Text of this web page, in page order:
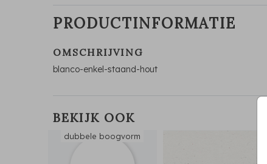
PRODUCTINFORMATIE
OMSCHRIJVING
blanco-enkel-staand-hout
BEKIJK OOK
dubbele boogvorm